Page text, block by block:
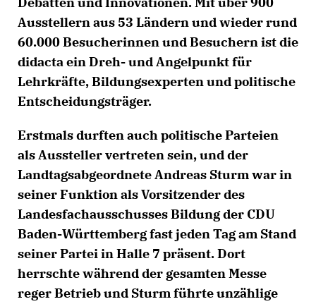
Ausstellern aus 53 Ländern und wieder rund
60.000 Besucherinnen und Besuchern ist die
didacta ein Dreh- und Angelpunkt für
Lehrkräfte, Bildungsexperten und politische
Entscheidungsträger.
Erstmals durften auch politische Parteien
als Aussteller vertreten sein, und der
Landtagsabgeordnete Andreas Sturm war in
seiner Funktion als Vorsitzender des
Landesfachausschusses Bildung der CDU
Baden-Württemberg fast jeden Tag am Stand
seiner Partei in Halle 7 präsent. Dort
herrschte während der gesamten Messe
reger Betrieb und Sturm führte unzählige